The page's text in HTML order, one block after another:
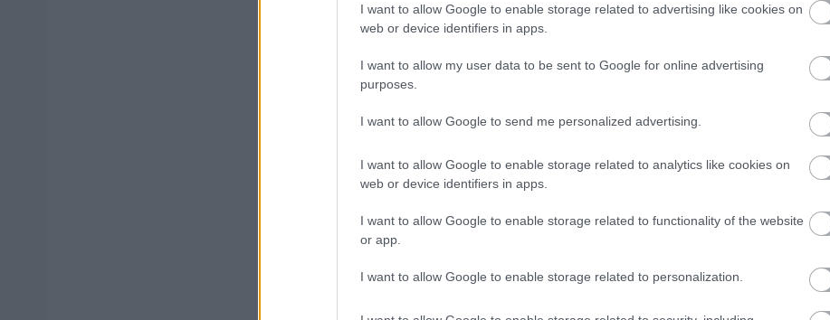
I want to allow Google to enable storage related to advertising like cookies on
web or device identifiers in apps.
I want to allow my user data to be sent to Google for online advertising
purposes.
I want to allow Google to send me personalized advertising.
I want to allow Google to enable storage related to analytics like cookies on
web or device identifiers in apps.
I want to allow Google to enable storage related to functionality of the website
or app.
I want to allow Google to enable storage related to personalization.
Το πρόγραμμα των συνελεύσεων
: Δευτέρα 29 Φεβρουαρίου
: Τρίτη 6 Φεβρουαρίου
ΓΕΝΝΗΜΑΤΑΣ : Πέμπτη 8 Φεβρουαρίου
: Δευτέρα 12 Φεβρουαρίου